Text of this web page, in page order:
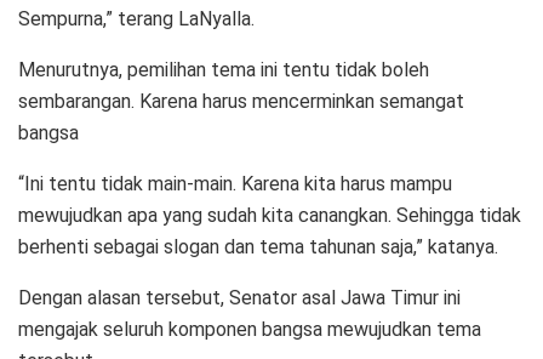
Sempurna,” terang LaNyalla.
Menurutnya, pemilihan tema ini tentu tidak boleh
sembarangan. Karena harus mencerminkan semangat
bangsa
“Ini tentu tidak main-main. Karena kita harus mampu
mewujudkan apa yang sudah kita canangkan. Sehingga tidak
berhenti sebagai slogan dan tema tahunan saja,” katanya.
Dengan alasan tersebut, Senator asal Jawa Timur ini
mengajak seluruh komponen bangsa mewujudkan tema